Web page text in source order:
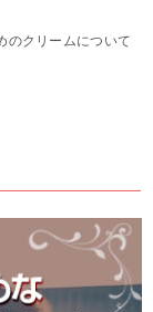
のクリームについて